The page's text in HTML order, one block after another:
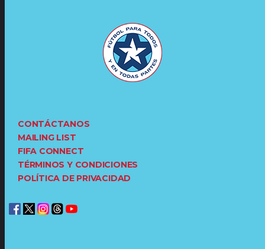
CONTÁCTANOS
MAILING LIST
FIFA CONNECT
TÉRMINOS Y CONDICIONES
POLÍTICA DE PRIVACIDAD